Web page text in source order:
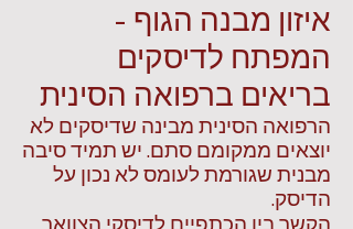
איזון מבנה הגוף -
המפתח לדיסקים
בריאים ברפואה הסינית
הרפואה הסינית מבינה שדיסקים לא
יוצאים ממקומם סתם. יש תמיד סיבה
מבנית שגורמת לעומס לא נכון על
הדיסק.
הקשר בין הכתפיים לדיסקי הצוואר